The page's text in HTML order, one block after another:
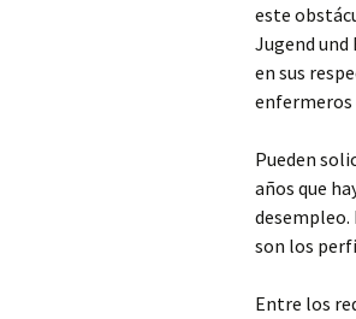
este
Jugend und
en sus
enfermeros
Pueden
años que
desempleo.
son los
Entre los